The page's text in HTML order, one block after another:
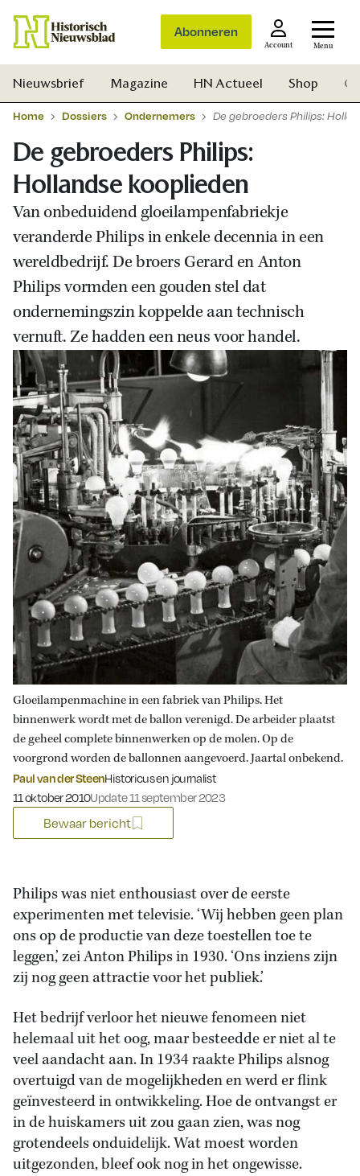
Abonneren
Account Menu
Zoek
Nieuwsbrief Magazine HN Actueel Shop
Home Dossiers Ondernemers De gebroeders Philips:
De gebroeders Philips:
Hollandse kooplieden
Van onbeduidend gloeilampenfabriekje
veranderde Philips in enkele decennia in een
wereldbedrijf. De broers Gerard en Anton
Philips vormden een gouden stel dat
ondernemingszin koppelde aan technisch
vernuft. Ze hadden een neus voor handel.
Gloeilampenmachine in een fabriek van Philips. Het
binnenwerk wordt met de ballon verenigd. De arbeider plaatst
de geheel complete binnenwerken op de molen. Op de
voorgrond worden de ballonnen aangevoerd. Jaartal onbekend.
Paul van der SteenHistoricus en journalist
Gepubliceerd op:
11 oktober 2010Update 11 september 2023
Bewaar bericht
Philips was niet enthousiast over de eerste
experimenten met televisie. ‘Wij hebben geen plan
ons op de productie van deze toestellen toe te
leggen,’ zei Anton Philips in 1930. ‘Ons inziens zijn
zij nog geen attractie voor het publiek.’
Het bedrijf verloor het nieuwe fenomeen niet
helemaal uit het oog, maar besteedde er niet al te
veel aandacht aan. In 1934 raakte Philips alsnog
overtuigd van de mogelijkheden en werd er flink
geïnvesteerd in ontwikkeling. Hoe de ontvangst er
in de huiskamers uit zou gaan zien, was nog
grotendeels onduidelijk. Wat moest worden
uitgezonden, bleef ook nog in het ongewisse.